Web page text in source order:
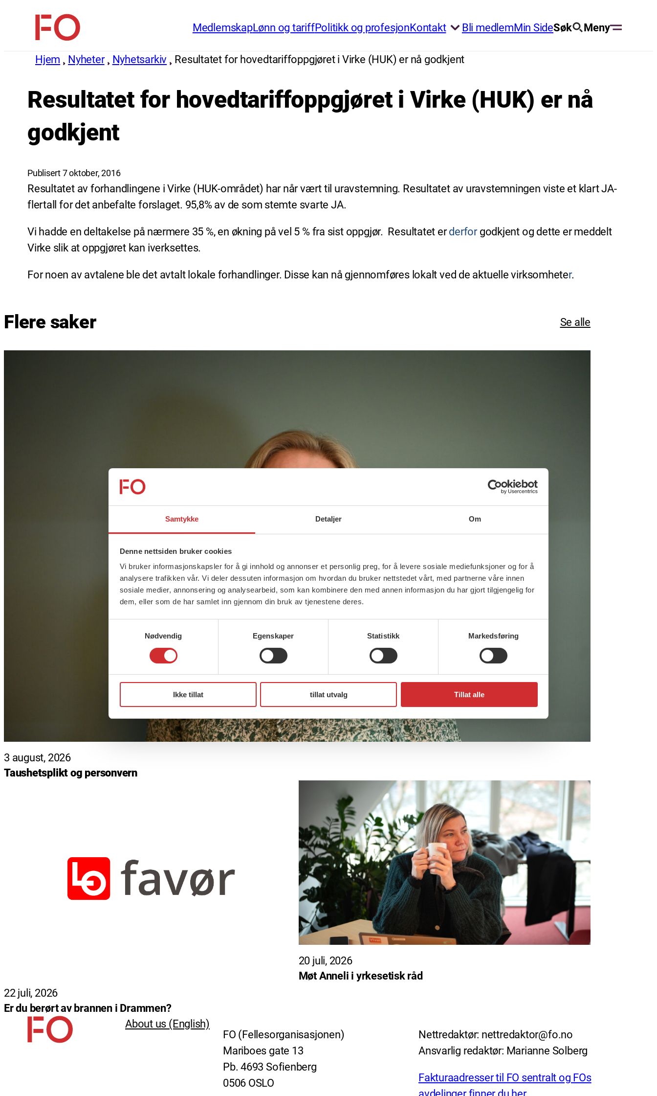
Samtykke Detaljer Om
Denne nettsiden bruker cookies
Vi bruker informasjonskapsler for å gi innhold og annonser et personlig preg, for å levere sosiale mediefunksjoner og for å
analysere trafikken vår. Vi deler dessuten informasjon om hvordan du bruker nettstedet vårt, med partnerne våre innen
sosiale medier, annonsering og analysearbeid, som kan kombinere den med annen informasjon du har gjort tilgjengelig for
dem, eller som de har samlet inn gjennom din bruk av tjenestene deres.
Nødvendig
Egenskaper Statistikk Markedsføring
Ikke tillat tillat utvalg Tillat alle
innholdFO
(Fellesorganisasjonen)
MedlemskapLønn og tariffPolitikk og profesjonKontakt Bli medlemMin SideSøk Meny
Hjem Nyheter Nyhetsarkiv Resultatet for hovedtariffoppgjøret i Virke (HUK) er nå godkjent
Resultatet for hovedtariffoppgjøret i Virke (HUK) er nå
godkjent
Publisert 7 oktober, 2016
Resultatet av forhandlingene i Virke (HUK-området) har når vært til uravstemning. Resultatet av uravstemningen viste et klart JA-
flertall for det anbefalte forslaget. 95,8% av de som stemte svarte JA.
Vi hadde en deltakelse på nærmere 35 %, en økning på vel 5 % fra sist oppgjør. Resultatet erderforgodkjent og dette er meddelt
Virke slik at oppgjøret kan iverksettes.
For noen av avtalene ble det avtalt lokale forhandlinger. Disse kan nå gjennomføres lokalt ved de aktuelle virksomheter.
Flere saker Se alle
3 august, 2026
Taushetsplikt og personvern
22 juli, 2026
Er du berørt av brannen i Drammen?
20 juli, 2026
Møt Anneli i yrkesetisk råd
About us (English)
FO (Fellesorganisasjonen)
Mariboes gate 13
Pb. 4693 Sofienberg
0506 OSLO
Nettredaktør: nettredaktor@fo.no
Ansvarlig redaktør: Marianne Solberg
Fakturaadresser til FO sentralt og FOs